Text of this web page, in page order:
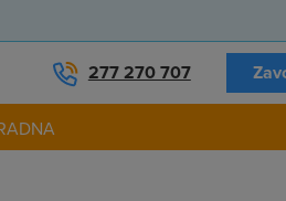
277 270 707